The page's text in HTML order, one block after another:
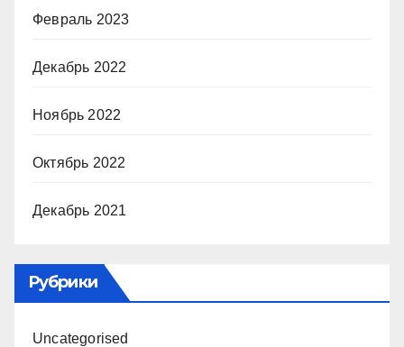
Февраль 2023
Декабрь 2022
Ноябрь 2022
Октябрь 2022
Декабрь 2021
Рубрики
Uncategorised